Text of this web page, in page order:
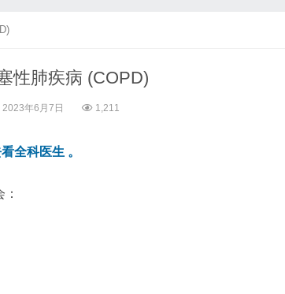
性肺疾病 (COPD)
2023年6月7日 1,211
全科医生 。